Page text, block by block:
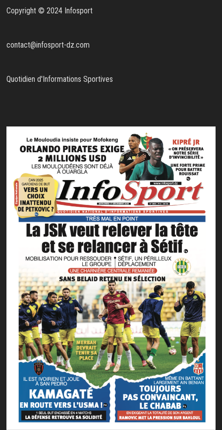
Copyright © 2024 Infosport
contact@infosport-dz.com
Quotidien d'Informations Sportives